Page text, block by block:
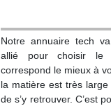
Notre annuaire tech
allié pour choisir le
correspond le mieux à
la matière est très
de s’y retrouver. C’est